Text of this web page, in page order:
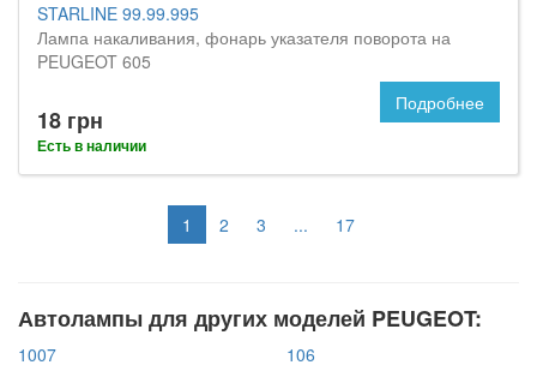
STARLINE 99.99.995
Лампа накаливания, фонарь указателя поворота на
PEUGEOT 605
18 грн
Есть в наличии
Подробнее
1 2 3 ... 17
Автолампы для других моделей PEUGEOT:
1007
106